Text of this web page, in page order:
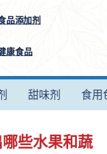
品添加剂
康食品
甜味剂 食用
些水果和蔬